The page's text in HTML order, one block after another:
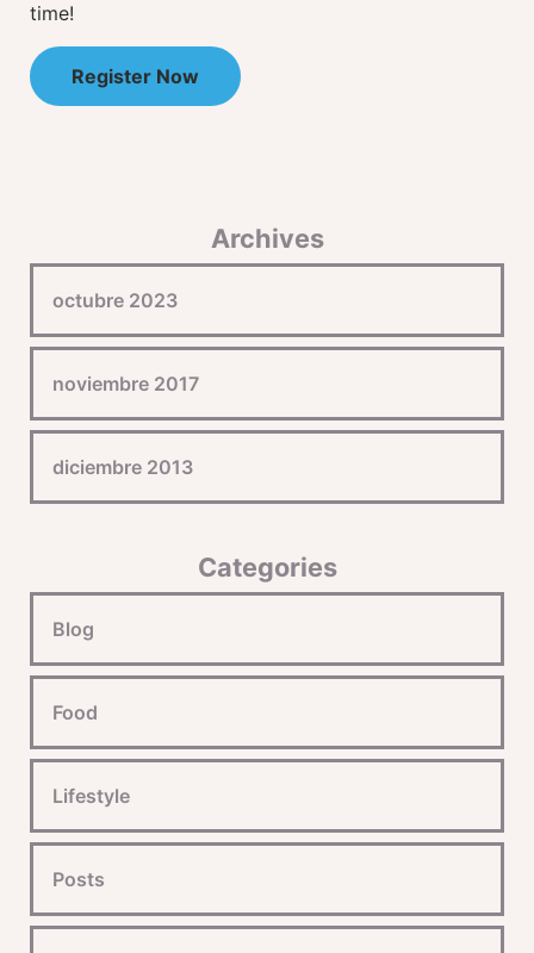
time!
Register Now
Archives
octubre 2023
noviembre 2017
diciembre 2013
Categories
Blog
Food
Lifestyle
Posts